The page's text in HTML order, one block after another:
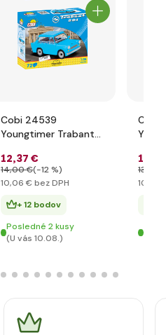
Cobi 24539
Youngtimer Trabant
12,37 €
14,00 €(-12 %)
10,06 € bez DPH
+ 12 bodov
Posledné 2 kusy
(U vás 10.08.)
Cobi
12
13
10
(U